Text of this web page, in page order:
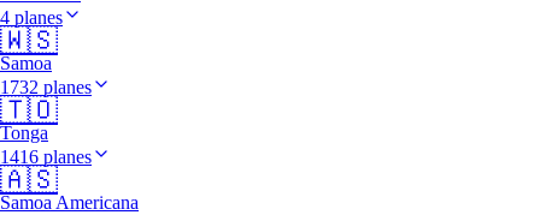
4 planes
🇼🇸
Samoa
1732 planes
🇹🇴
Tonga
1416 planes
🇦🇸
Samoa Americana